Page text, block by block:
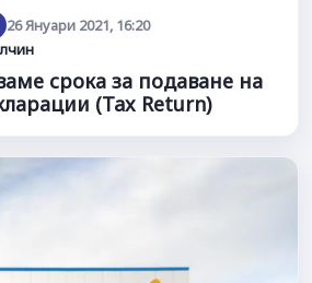
26 Януари 2021, 16:20
срока за подаване на
(Tax Return)